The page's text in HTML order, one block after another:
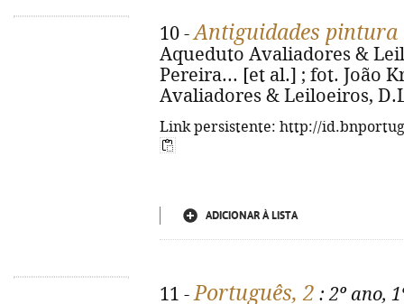
10 -Antiguidades pintura
Aqueduto Avaliadores &
Pereira... [et al.] ; fot. João
Avaliadores & Leiloeiros,
Link persistente: http://
ADICIONAR À LISTA
11 -Português, 2 : 2º ano,